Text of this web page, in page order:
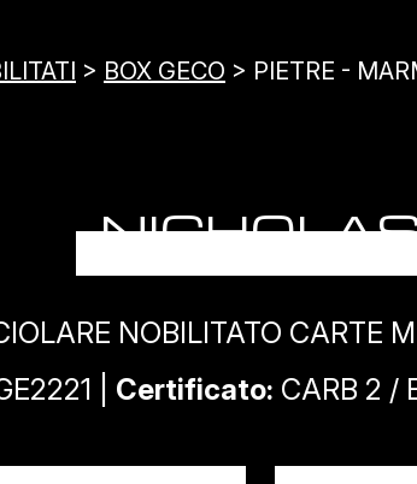
> BOX GECO > PIETRE -
NOBILITATO CARTE
| Certificato: CARB 2 /